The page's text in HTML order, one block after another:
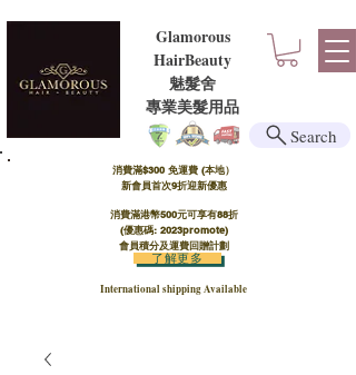
Glamorous
HairBeauty
魅髮舍
​​專業美髮用品
消費滿$300 免運費 (本地）​
新會員首次9折迎新優惠
消費滿港幣500元可享有88折
(優惠碼: 2023promote)
會員積分及運費回贈計劃
International shipping Available
了解更多
Search